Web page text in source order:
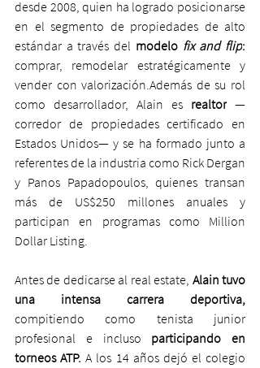
desde 2008, quien ha logrado posicionarse
en el segmento de propiedades de alto
estándar a través del modelo fix and flip
comprar, remodelar estratégicamente y
vender con valorización.Además de su rol
como desarrollador, Alain es realtor —
corredor de propiedades certificado en
Estados Unidos— y se ha formado junto a
referentes de la industria como Rick Dergan
y Panos Papadopoulos, quienes transan
más de US$250 millones anuales y
participan en programas como Million
Dollar Listing.
Antes de dedicarse al real estate, Alain tuvo
una intensa carrera deportiva,
compitiendo como tenista junior
profesional e incluso participando en
torneos ATP. A los 14 años dejó el colegio